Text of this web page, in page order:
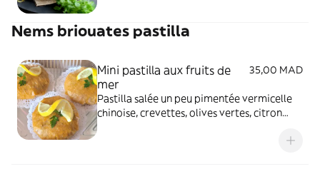
Nems briouates pastilla
Mini pastilla aux fruits de
mer
35,00 MAD
Pastilla salée un peu pimentée vermicelle
chinoise, crevettes, olives vertes, citron